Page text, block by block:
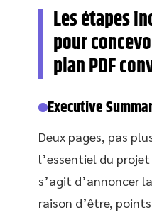
Les étapes
pour
plan PDF
Executive
Deux pages, pas
l’essentiel du
s’agit d’annoncer
raison d’être,